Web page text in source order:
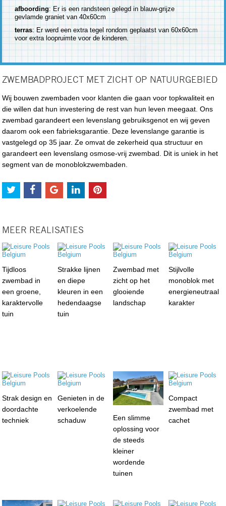
afboording: Er is een randsteen gelegd in blauw-grijze
gevlamde graniet van 40x60cm
terras: Er werd een extra tegel rondom geplaatst van 60x60cm
voor extra loopruimte voor de kinderen.
ZWEMBADPROJECT MET ZICHT OP NATUURGEBIED
Wij bouwen zwembaden voor klanten die gaan voor topkwaliteit en
die willen dat hun investering de rest van hun leven meegaat. Ons
zwembad garandeert een levenslang gebruiksgenot en wij geven
daarom ook een fabrieksgarantie. Deze levenslange garantie is
vastgelegd op 35 jaar. Ze omvat de zekerheid qua structuur en
garandeert een levenslang osmose-vrij zwembad. Dit is uniek in het
segment van de monoblokzwembaden.
MEER REALISATIES
Tijdloos
zwembad in
een groene,
karaktervolle
tuin
Strakke lijnen
en diepe
kleuren in een
hedendaagse
tuin
Zwembad met
zicht op het
glooiende
landschap
Stijlvolle
monoblok met
energieneutraal
karakter
Strak design en
doordachte
techniek
Genieten in de
verkoelende
schaduw
Een slimme
oplossing voor
de steeds
kleiner
wordende
tuinen
Compact
zwembad met
cachet